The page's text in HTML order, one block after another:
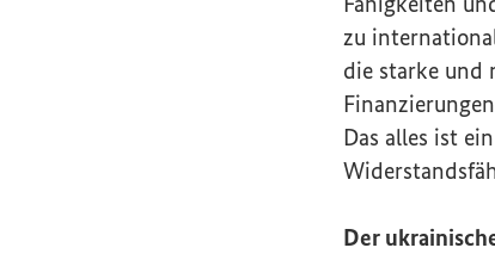
zu
die starke und
Das alles ist
Der